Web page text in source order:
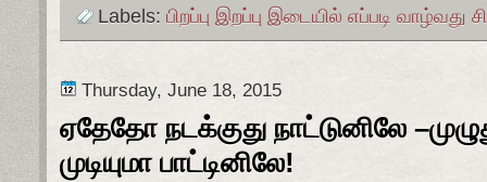
Labels: பிறப்பு இறப்பு இடையில் எப்படி வாழ்வது
Thursday, June 18, 2015
ஏதேதோ நடக்குது நாட்டுனிலே
முடியுமா பாட்டினிலே!